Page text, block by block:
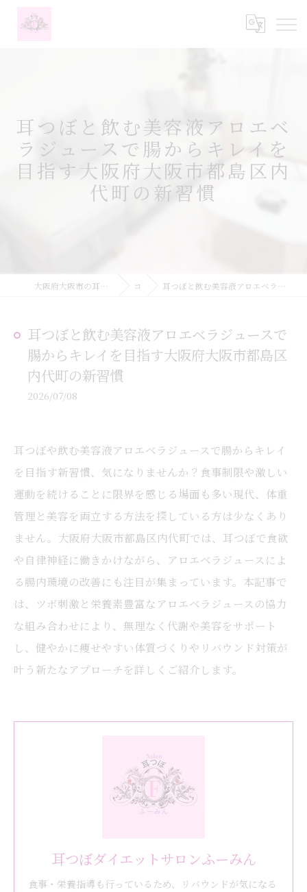
耳つぼと飲む美容液アロエベ
ラジュースで腸からキレイを
目指す大阪府大阪市都島区内
代町の新習慣
大阪府大阪市の耳つぼなら耳つぼダイエットサロンふーみん コラム 耳つぼと飲む美容液アロエベラジュースで腸からキレイを目指す大阪府大阪市都島区内代町の新習慣
耳つぼと飲む美容液アロエベラジュースで
腸からキレイを目指す大阪府大阪市都島区
内代町の新習慣
2026/07/08
耳つぼや飲む美容液アロエベラジュースで腸からキレイ
を目指す新習慣、気になりませんか？食事制限や激しい
運動を続けることに限界を感じる場面も多い現代、体重
管理と美容を両立する方法を探している方は少なくあり
ません。大阪府大阪市都島区内代町では、耳つぼで食欲
や自律神経に働きかけながら、アロエベラジュースによ
る腸内環境の改善にも注目が集まっています。本記事で
は、ツボ刺激と栄養素豊富なアロエベラジュースの協力
な組み合わせにより、無理なく代謝や美容をサポート
し、健やかに痩せやすい体質づくりやリバウンド対策が
叶う新たなアプローチを詳しくご紹介します。
耳つぼダイエットサロンふーみん
食事・栄養指導も行っているため、リバウンドが気になる